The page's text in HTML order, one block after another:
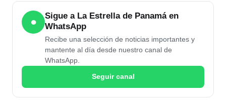
●
Sigue a La Estrella de Panamá en
WhatsApp
Recibe una selección de noticias importantes y
mantente al día desde nuestro canal de
WhatsApp.
Seguir canal